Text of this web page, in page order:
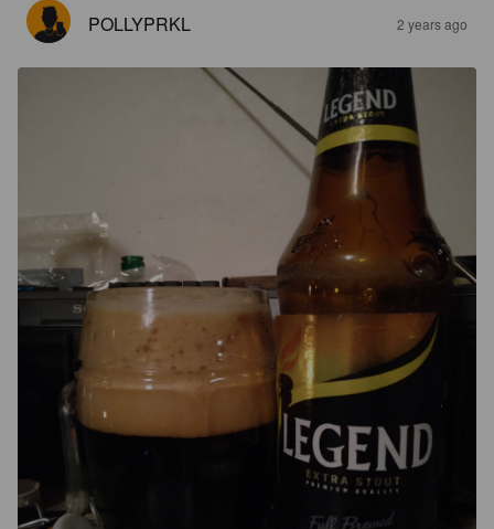
POLLYPRKL 2 years ago